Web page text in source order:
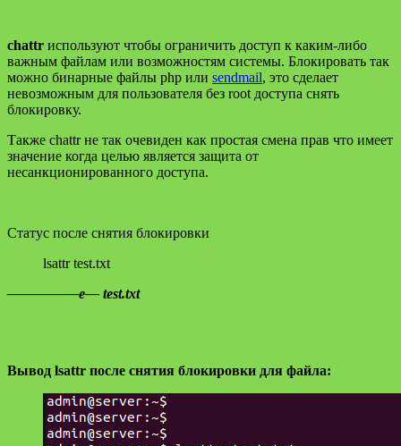
chattr используют чтобы ограничить доступ к каким-либо
важным файлам или возможностям системы. Блокировать так
можно бинарные файлы php или sendmail, это сделает
невозможным для пользователя без root доступа снять
блокировку.
Также chattr не так очевиден как простая смена прав что имеет
значение когда целью является защита от
несанкционированного доступа.
Статус после снятия блокировки
lsattr test.txt
—————e— test.txt
Вывод lsattr после снятия блокировки для файла: